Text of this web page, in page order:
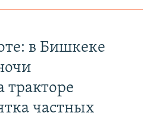
в Бишкеке
тракторе
частных